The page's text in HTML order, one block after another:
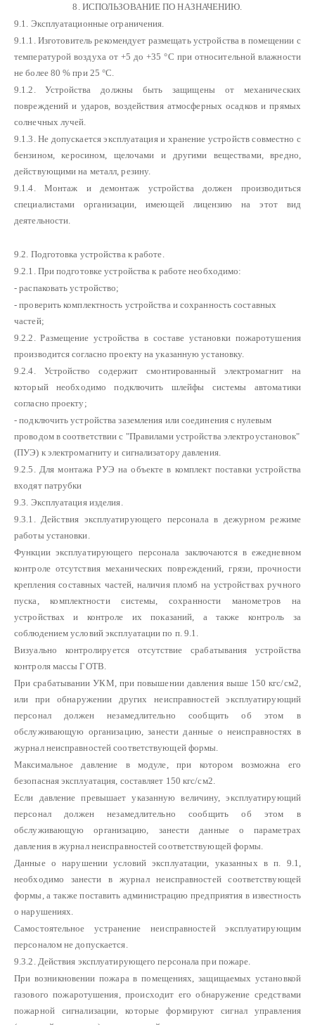
8. ИСПОЛЬЗОВАНИЕ ПО НАЗНАЧЕНИЮ.
9.1. Эксплуатационные ограничения.
9.1.1. Изготовитель рекомендует размещать устройства в помещении с
температурой воздуха от +5 до +35 °С при относительной влажности
не более 80 % при 25 °С.
9.1.2. Устройства должны быть защищены от механических
повреждений и ударов, воздействия атмосферных осадков и прямых
солнечных лучей.
9.1.3. Не допускается эксплуатация и хранение устройств совместно с
бензином, керосином, щелочами и другими веществами, вредно,
действующими на металл, резину.
9.1.4. Монтаж и демонтаж устройства должен производиться
специалистами организации, имеющей лицензию на этот вид
деятельности.
9.2. Подготовка устройства к работе.
9.2.1. При подготовке устройства к работе необходимо:
- распаковать устройство;
- проверить комплектность устройства и сохранность составных
частей;
9.2.2. Размещение устройства в составе установки пожаротушения
производится согласно проекту на указанную установку.
9.2.4. Устройство содержит смонтированный электромагнит на
который необходимо подключить шлейфы системы автоматики
согласно проекту;
- подключить устройства заземления или соединения с нулевым
проводом в соответствии с "Правилами устройства электроустановок"
(ПУЭ) к электромагниту и сигнализатору давления.
9.2.5. Для монтажа РУЭ на объекте в комплект поставки устройства
входят патрубки
9.3. Эксплуатация изделия.
9.3.1. Действия эксплуатирующего персонала в дежурном режиме
работы установки.
Функции эксплуатирующего персонала заключаются в ежедневном
контроле отсутствия механических повреждений, грязи, прочности
крепления составных частей, наличия пломб на устройствах ручного
пуска, комплектности системы, сохранности манометров на
устройствах и контроле их показаний, а также контроль за
соблюдением условий эксплуатации по п. 9.1.
Визуально контролируется отсутствие срабатывания устройства
контроля массы ГОТВ.
При срабатывании УКМ, при повышении давления выше 150 кгс/см2,
или при обнаружении других неисправностей эксплуатирующий
персонал должен незамедлительно сообщить об этом в
обслуживающую организацию, занести данные о неисправностях в
журнал неисправностей соответствующей формы.
Максимальное давление в модуле, при котором возможна его
безопасная эксплуатация, составляет 150 кгс/см2.
Если давление превышает указанную величину, эксплуатирующий
персонал должен незамедлительно сообщить об этом в
обслуживающую организацию, занести данные о параметрах
давления в журнал неисправностей соответствующей формы.
Данные о нарушении условий эксплуатации, указанных в п. 9.1,
необходимо занести в журнал неисправностей соответствующей
формы, а также поставить администрацию предприятия в известность
о нарушениях.
Самостоятельное устранение неисправностей эксплуатирующим
персоналом не допускается.
9.3.2. Действия эксплуатирующего персонала при пожаре.
При возникновении пожара в помещениях, защищаемых установкой
газового пожаротушения, происходит его обнаружение средствами
пожарной сигнализации, которые формируют сигнал управления